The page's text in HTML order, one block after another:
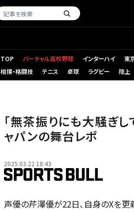
TOP バーチャル高校野球 インターハイ 東
相撲・格闘技
テニス 卓球 ラグビー 陸上
「無茶振りにも大騒ぎ
ャパンの舞台レポ
2025.03.22 18:43
声優の芹澤優が22日、自身のXを更